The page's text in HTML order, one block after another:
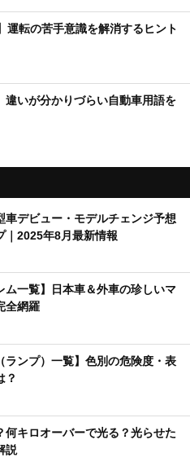
運転の苦手意識を解消するヒント
違いが分かりづらい自動車用語を
車デビュー・モデルチェンジ予想
｜2025年8月最新情報
ム一覧】日本車＆外車の珍しいマ
全網羅
ランプ）一覧】色別の危険度・表
？
何キロオーバーで光る？光らせた
説